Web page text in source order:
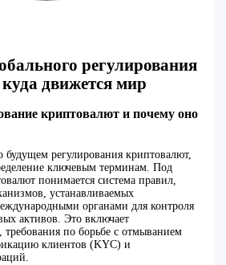
регулирования
движется мир
криптовалют и почему оно
будущем регулирования криптовалют,
ключевым терминам. Под
понимается система правил,
устанавливаемых
органами для контроля
активов. Это включает
по борьбе с отмыванием
клиентов (KYC) и